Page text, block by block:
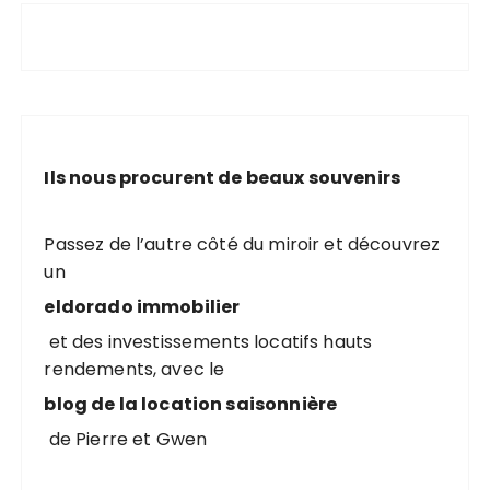
Ils nous procurent de beaux souvenirs
Passez de l’autre côté du miroir et découvrez
un
eldorado immobilier
et des investissements locatifs hauts
rendements, avec le
blog de la location saisonnière
de Pierre et Gwen